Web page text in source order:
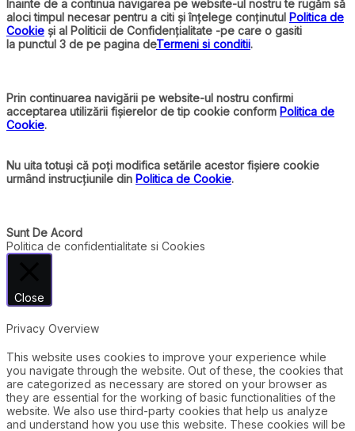
Înainte de a continua navigarea pe website-ul nostru te rugăm să
aloci timpul necesar pentru a citi și înțelege conținutul Politica de
Cookie și al Politicii de Confidențialitate -pe care o gasiti
la punctul 3 de pe pagina deTermeni si conditii.
Prin continuarea navigării pe website-ul nostru confirmi
acceptarea utilizării fișierelor de tip cookie conform Politica de
Cookie.
Nu uita totuși că poți modifica setările acestor fișiere cookie
urmând instrucțiunile din Politica de Cookie.
Sunt De Acord
Politica de confidentialitate si Cookies
Close
Privacy Overview
This website uses cookies to improve your experience while
you navigate through the website. Out of these, the cookies that
are categorized as necessary are stored on your browser as
they are essential for the working of basic functionalities of the
website. We also use third-party cookies that help us analyze
and understand how you use this website. These cookies will be